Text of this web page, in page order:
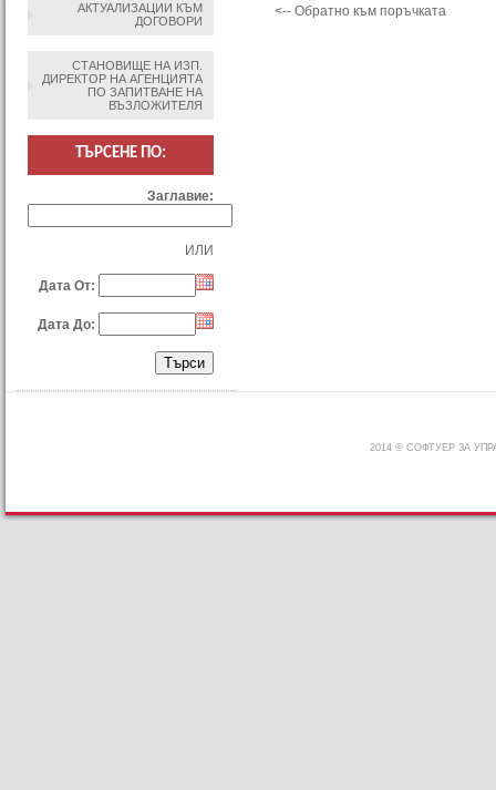
АКТУАЛИЗАЦИИ КЪМ
ДОГОВОРИ
СТАНОВИЩЕ НА ИЗП.
ДИРЕКТОР НА АГЕНЦИЯТА
ПО ЗАПИТВАНЕ НА
ВЪЗЛОЖИТЕЛЯ
ТЪРСЕНЕ ПО:
Заглавие:
ИЛИ
Дата От:
Дата До:
<-- Обратно към поръчката
2014 © СОФТУЕР ЗА